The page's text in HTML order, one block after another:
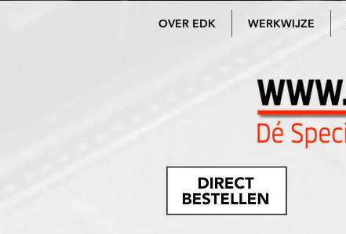
OVER EDK WERKWIJZE